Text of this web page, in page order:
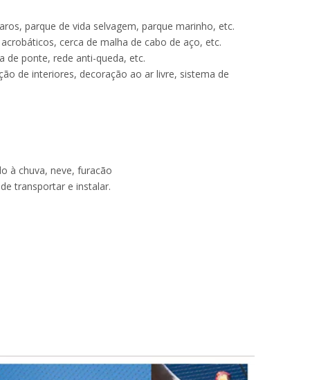
parque de vida selvagem, parque marinho, etc.
cerca de malha de cabo de aço, etc.
de ponte, rede anti-queda, etc.
de interiores, decoração ao ar livre, sistema de
à chuva, neve, furacão
transportar e instalar.